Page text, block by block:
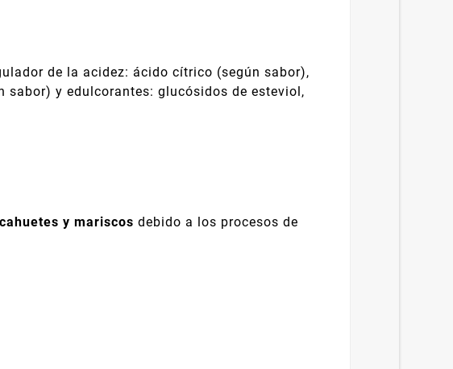
de la acidez: ácido cítrico (según sabor),
sabor) y edulcorantes: glucósidos de esteviol,
y mariscos debido a los procesos de